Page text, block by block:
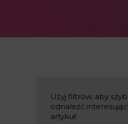
Użyj filtrów, aby
odnaleźć
artykuł: